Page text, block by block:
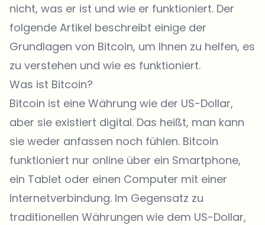
nicht, was er ist und wie er funktioniert. Der
folgende Artikel beschreibt einige der
Grundlagen von Bitcoin, um Ihnen zu helfen, es
zu verstehen und wie es funktioniert.
Was ist Bitcoin?
Bitcoin ist eine Währung wie der US-Dollar,
aber sie existiert digital. Das heißt, man kann
sie weder anfassen noch fühlen. Bitcoin
funktioniert nur online über ein Smartphone,
ein Tablet oder einen Computer mit einer
Internetverbindung. Im Gegensatz zu
traditionellen Währungen wie dem US-Dollar,